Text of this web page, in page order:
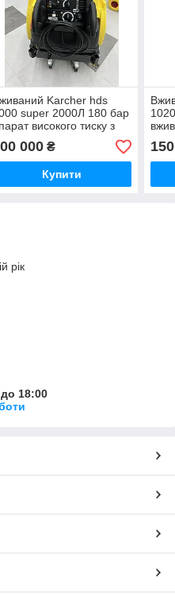
Karcher hds
super 2000Л 180 бар
високого тиску з
підігрівом води
000₴
Купити
рік
18:00